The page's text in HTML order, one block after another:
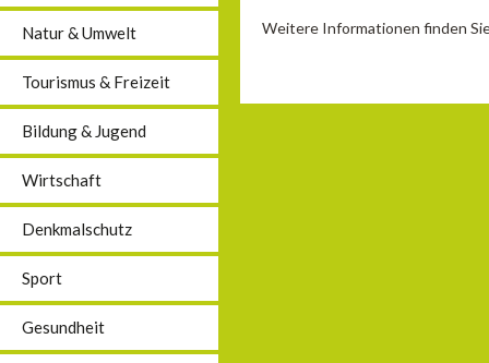
Natur & Umwelt
Tourismus & Freizeit
Bildung & Jugend
Wirtschaft
Denkmalschutz
Sport
Gesundheit
Weitere Informationen finden